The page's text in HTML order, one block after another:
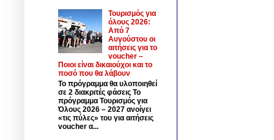
Τουρισμός για
όλους 2026:
Από 7
Αυγούστου οι
αιτήσεις για το
voucher –
Ποιοι είναι δικαιούχοι και το
ποσό που θα λάβουν
Το πρόγραμμα θα υλοποιηθεί
σε 2 διακριτές φάσεις Το
πρόγραμμα Τουρισμός για
Όλους 2026 – 2027 ανοίγει
«τις πύλες» του για αιτήσεις
voucher α...